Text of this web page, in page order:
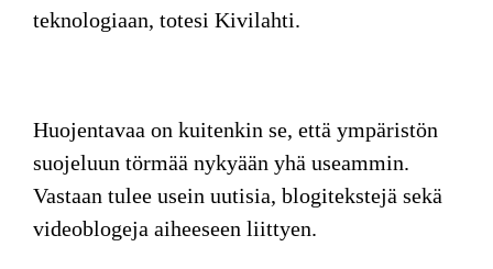
teknologiaan, totesi Kivilahti.
Huojentavaa on kuitenkin se, että ympäristön
suojeluun törmää nykyään yhä useammin.
Vastaan tulee usein uutisia, blogitekstejä sekä
videoblogeja aiheeseen liittyen.